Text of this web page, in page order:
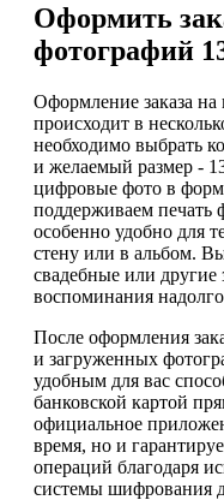
Оформить
фотографий
Оформление заказа на
происходит в
необходимо выбрать
и желаемый размер -
цифровые фото в
поддерживаем печать
особенно удобно для
стену или в альбом.
свадебные или
воспоминания
После оформления
и загруженных
удобным для вас
банковской картой
официальное
время, но и
операций благодаря
системы шифрования